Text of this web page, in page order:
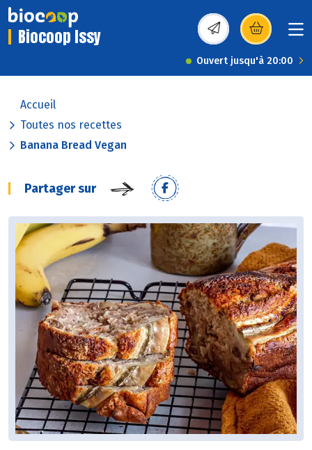
Biocoop Issy (s’ouvre dans une
Ouvert jusqu'à 20:00
Accueil
Toutes nos recettes
Banana Bread Vegan
Partager sur